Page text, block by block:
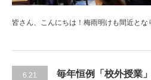
皆さん、こんにちは！梅雨明けも間近とな
6.21
毎年恒例「校外授業